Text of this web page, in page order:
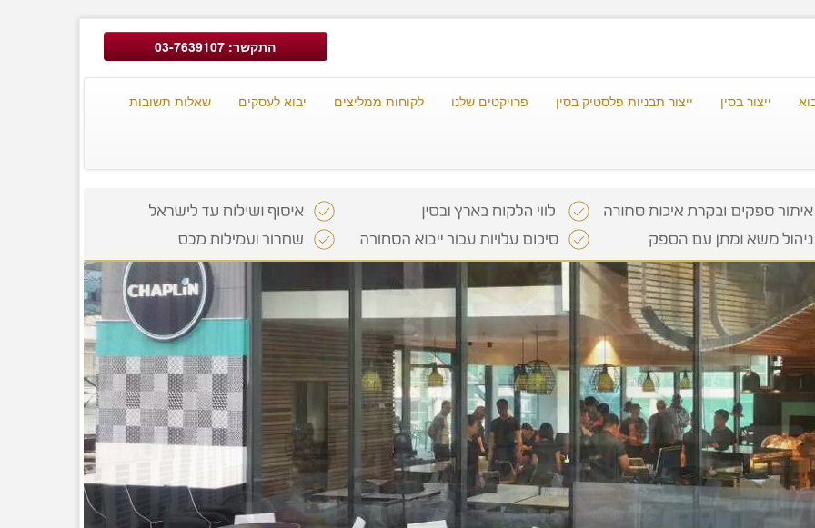
התקשר: 03-7639107
ייצור בסין ייצור תבניות פלסטיק בסין פרויקטים שלנו לקוחות ממליצים יבוא לעסקים שאלות תשובות